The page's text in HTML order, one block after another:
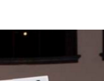
Reputatie & crisis